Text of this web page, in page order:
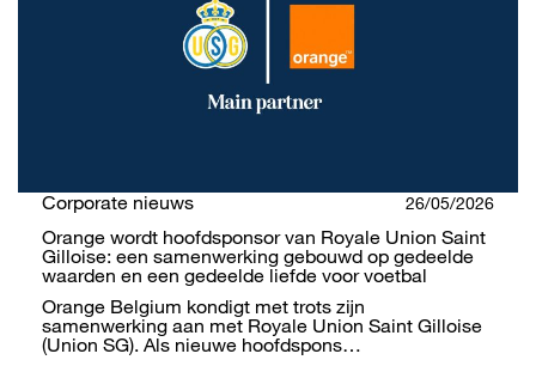
Corporate nieuws 26/05/2026
Orange wordt hoofdsponsor van Royale Union Saint
Gilloise: een samenwerking gebouwd op gedeelde
waarden en een gedeelde liefde voor voetbal
Orange Belgium kondigt met trots zijn
samenwerking aan met Royale Union Saint Gilloise
(Union SG). Als nieuwe hoofdspons…